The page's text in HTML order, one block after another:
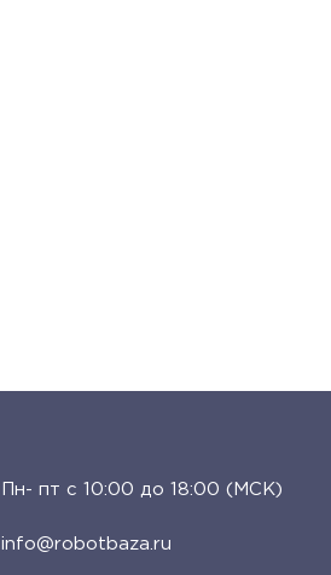
Пн- пт с 10:00 до 18:00 (МСК)
info@robotbaza.ru